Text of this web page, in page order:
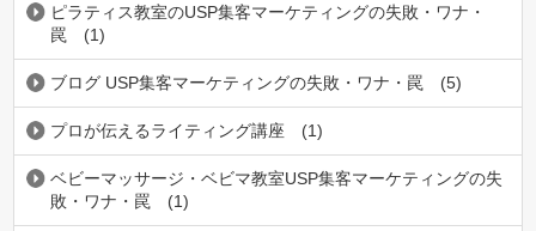
ピラティス教室のUSP集客マーケティングの失敗・ワナ・
罠
(1)
ブログ USP集客マーケティングの失敗・ワナ・罠 (5)
プロが伝えるライティング講座 (1)
ベビーマッサージ・ベビマ教室USP集客マーケティングの失
敗・ワナ・罠
(1)